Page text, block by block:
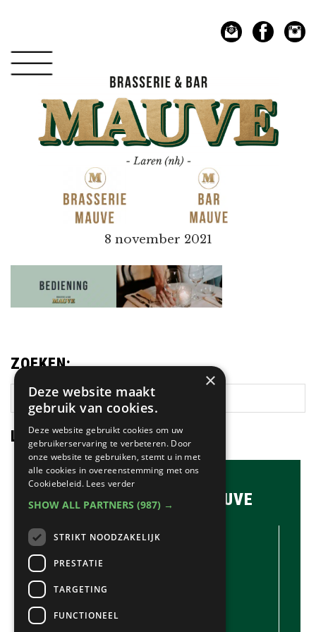
hoofdnavigatie
hoofd
inhoud
Mauve
8 november 2021
ZOEKEN:
Zoek
op
deze
website
LAATSTE NIEUWS:
BRASSERIE & BAR MAUVE
CONTACTGEGEVENS //
info@mauve.nl
×
Deze website maakt
gebruik van cookies.
Deze website gebruikt cookies om uw
gebruikerservaring te verbeteren. Door
onze website te gebruiken, stemt u in met
alle cookies in overeenstemming met ons
Cookiebeleid. Lees verder
SHOW ALL PARTNERS (987) →
STRIKT NOODZAKELIJK
PRESTATIE
TARGETING
FUNCTIONEEL